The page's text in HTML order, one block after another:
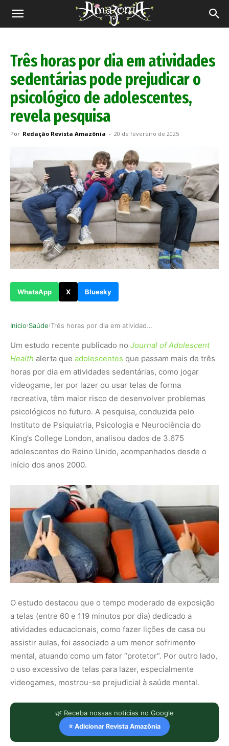
Revista
Três horas por dia em atividades
sedentárias pode prejudicar o
psicológico de adolescentes,
revela pesquisa
Por Redação Revista Amazônia - 20 de fevereiro de 2025
WhatsApp X Bluesky
Inicio›Saúde› Três horas por dia em atividades sedentárias po…
Um estudo recente publicado no Journal of Adolescent
Health alerta que adolescentes que passam mais de três
horas por dia em atividades sedentárias, como jogar
videogame, ler por lazer ou usar telas de forma
recreativa, têm maior risco de desenvolver problemas
psicológicos no futuro. A pesquisa, conduzida pelo
Instituto de Psiquiatria, Psicologia e Neurociência do
King’s College London, analisou dados de 3.675
adolescentes do Reino Unido, acompanhados desde o
início dos anos 2000.
O estudo destacou que o tempo moderado de exposição
a telas (entre 60 e 119 minutos por dia) dedicado a
atividades educacionais, como fazer lições de casa ou
assistir aulas, foi associado a um menor sofrimento
mental, atuando como um fator “protetor”. Por outro lado,
o uso excessivo de telas para lazer, especialmente
videogames, mostrou-se prejudicial à saúde mental.
🌿 Receba nossas notícias no Google
⭐ Adicionar Revista Amazônia